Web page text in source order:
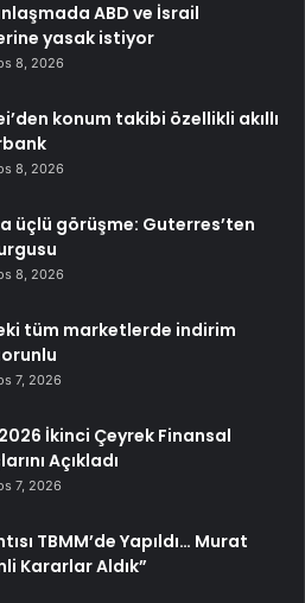
ABD ve İsrail
yasak istiyor
8, 2026
konum takibi özellikli akıllı
8, 2026
üçlü görüşme: Guterres’ten
8, 2026
tüm marketlerde indirim
7, 2026
İkinci Çeyrek Finansal
Açıkladı
7, 2026
TBMM’de Yapıldı… Murat
Kararlar Aldık”